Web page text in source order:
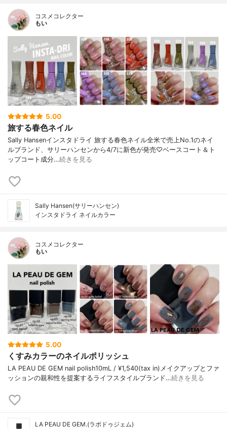
コスメコレクター
もい
5.00
旅する春色ネイル
Sally Hansenインスタドライ 旅する春色ネイル全米で売上No.1のネイ
ルブランド、サリーハンセンから4/7に新色が発売♡ベースコート＆ト
ップコート成分…続きを見る
Sally Hansen(サリーハンセン)
インスタドライ ネイルカラー
コスメコレクター
もい
5.00
くすみカラーのネイルポリッシュ
LA PEAU DE GEM nail polish10mL / ¥1,540(tax in)メイクアップとファ
ッションの親和性を提案するライフスタイルブランド…続きを見る
LA PEAU DE GEM.(ラポドゥジェム)